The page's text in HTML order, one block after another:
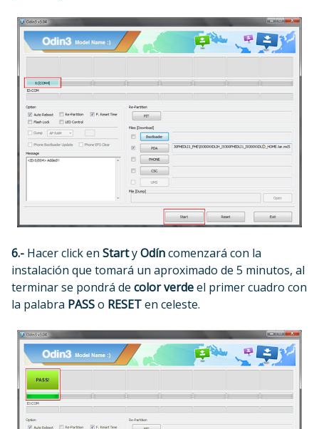
6.- Hacer click en StartyOdíncomenzará con la
instalación que tomará un aproximado de 5 minutos, al
terminar se pondrá de color verdeel primer cuadro con
la palabra PASSo RESETen celeste.